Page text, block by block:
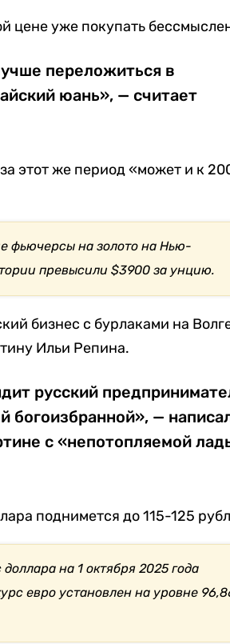
цене уже покупать
переложиться в
юань», — считает
этот же период «может и к
фьючерсы на золото на Нью-
превысили $3900 за унцию.
бизнес с бурлаками на
Ильи Репина.
русский
богоизбранной», —
с «непотопляемой
поднимется до 115-125
на 1 октября 2025 года
евро установлен на уровне